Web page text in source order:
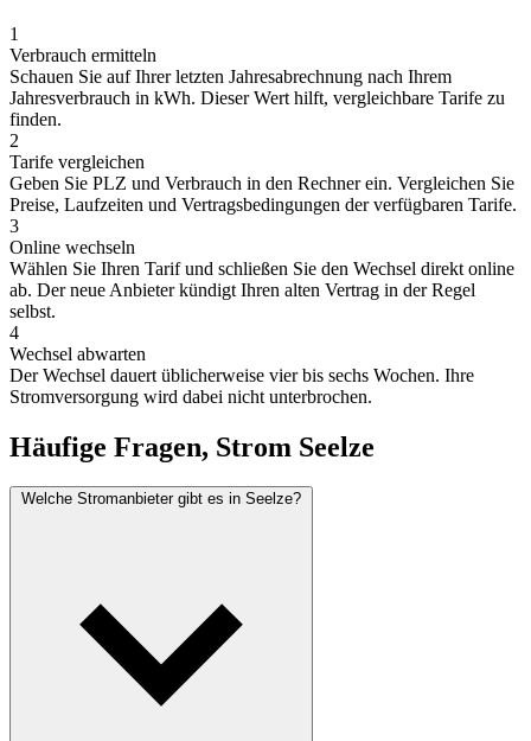
1
Verbrauch ermitteln
Schauen Sie auf Ihrer letzten Jahresabrechnung nach Ihrem
Jahresverbrauch in kWh. Dieser Wert hilft, vergleichbare Tarife zu
finden.
2
Tarife vergleichen
Geben Sie PLZ und Verbrauch in den Rechner ein. Vergleichen Sie
Preise, Laufzeiten und Vertragsbedingungen der verfügbaren Tarife.
3
Online wechseln
Wählen Sie Ihren Tarif und schließen Sie den Wechsel direkt online
ab. Der neue Anbieter kündigt Ihren alten Vertrag in der Regel
selbst.
4
Wechsel abwarten
Der Wechsel dauert üblicherweise vier bis sechs Wochen. Ihre
Stromversorgung wird dabei nicht unterbrochen.
Häufige Fragen, Strom Seelze
Welche Stromanbieter gibt es in Seelze?